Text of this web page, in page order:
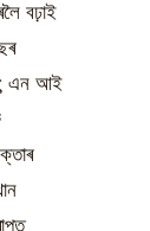
বঢ়াই
এন আই